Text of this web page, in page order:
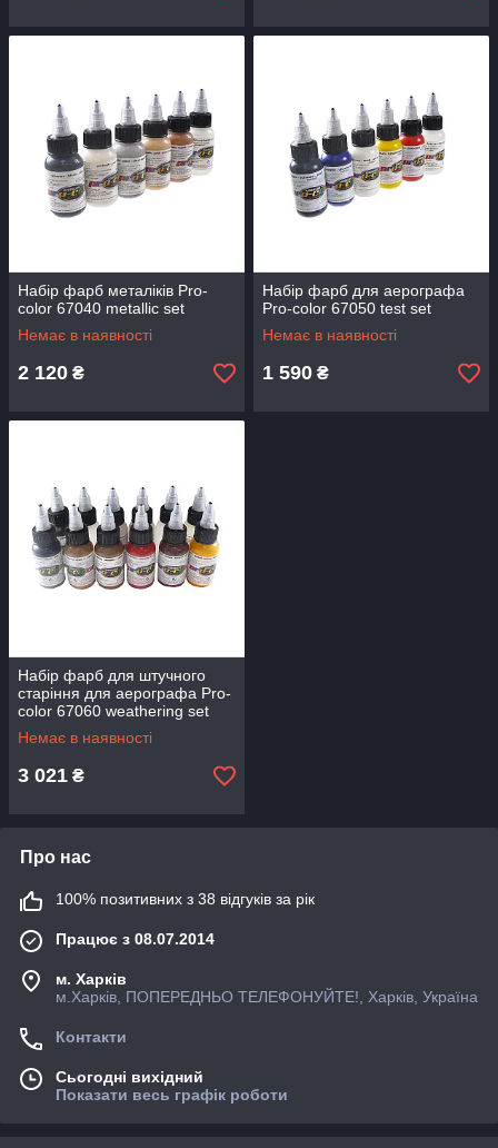
Набір фарб металіків Pro-
color 67040 metallic set
Немає в наявності
2 120 ₴
Набір фарб для аерографа
Pro-color 67050 test set
Немає в наявності
1 590 ₴
Набір фарб для штучного
старіння для аерографа Pro-
color 67060 weathering set
Немає в наявності
3 021 ₴
Про нас
100% позитивних з 38 відгуків за рік
Працює з 08.07.2014
м. Харків
м.Харків, ПОПЕРЕДНЬО ТЕЛЕФОНУЙТЕ!, Харків, Україна
Контакти
Сьогодні вихідний
Показати весь графік роботи